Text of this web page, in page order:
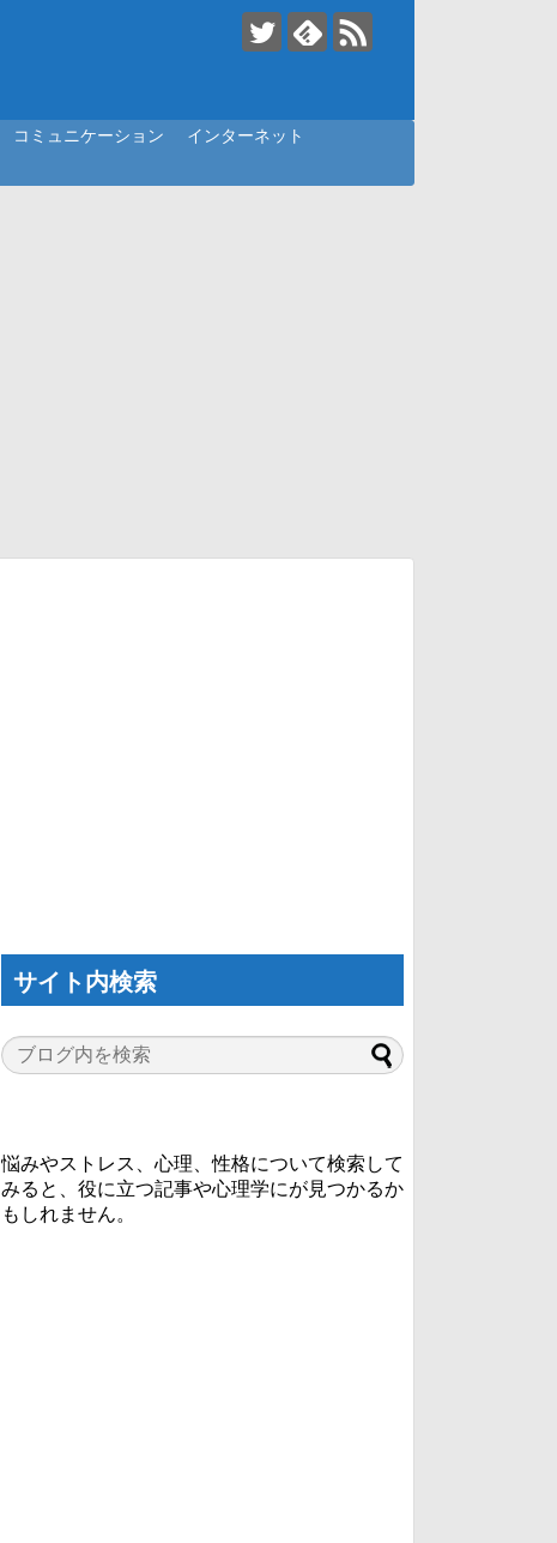
コミュニケーション
インターネット
サイト内検索
悩みやストレス、心理、性格について検索して
みると、役に立つ記事や心理学にが見つかるか
もしれません。